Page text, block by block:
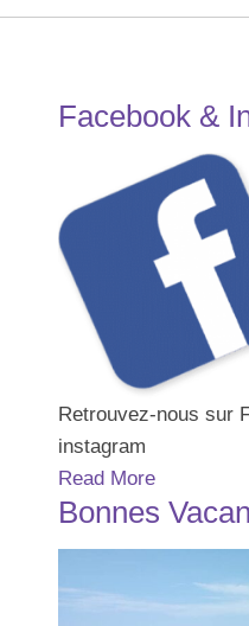
Facebook &
Retrouvez-nous sur
instagram
Read More
Bonnes